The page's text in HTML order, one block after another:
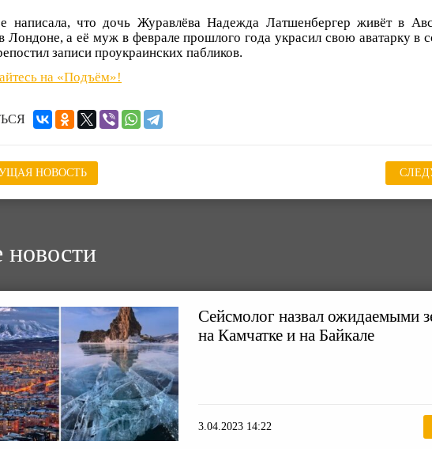
написала, что дочь Журавлёва Надежда Латшенбергер живёт в
Лондоне, а её муж в феврале прошлого года украсил свою аватарку в
записи проукраинских пабликов.
на «Подъём»!
НОВОСТЬ
новости
Сейсмолог назвал ожидаемыми
на Камчатке и на Байкале
3.04.2023 14:22